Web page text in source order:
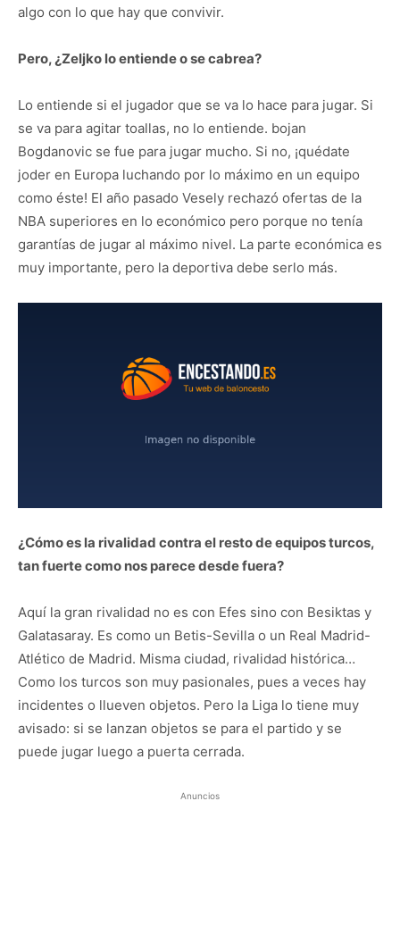
algo con lo que hay que convivir.
Pero, ¿Zeljko lo entiende o se cabrea?
Lo entiende si el jugador que se va lo hace para jugar. Si
se va para agitar toallas, no lo entiende. bojan
Bogdanovic se fue para jugar mucho. Si no, ¡quédate
joder en Europa luchando por lo máximo en un equipo
como éste! El año pasado Vesely rechazó ofertas de la
NBA superiores en lo económico pero porque no tenía
garantías de jugar al máximo nivel. La parte económica es
muy importante, pero la deportiva debe serlo más.
¿Cómo es la rivalidad contra el resto de equipos turcos,
tan fuerte como nos parece desde fuera?
Aquí la gran rivalidad no es con Efes sino con Besiktas y
Galatasaray. Es como un Betis-Sevilla o un Real Madrid-
Atlético de Madrid. Misma ciudad, rivalidad histórica…
Como los turcos son muy pasionales, pues a veces hay
incidentes o llueven objetos. Pero la Liga lo tiene muy
avisado: si se lanzan objetos se para el partido y se
puede jugar luego a puerta cerrada.
Anuncios